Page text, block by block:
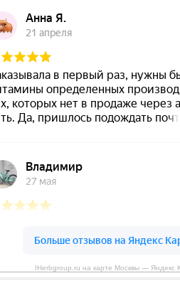
IHerbgroup.ru на карте Москвы — Яндекс